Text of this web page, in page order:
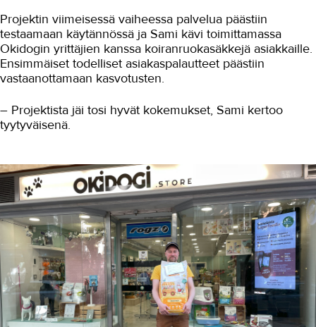
OMA TAKK
YHTEYSTIEDOT
IN ENGLISH
Projektin viimeisessä vaiheessa palvelua päästiin
testaamaan käytännössä ja Sami kävi toimittamassa
Okidogin yrittäjien kanssa koiranruokasäkkejä asiakkaille.
Ensimmäiset todelliset asiakaspalautteet päästiin
vastaanottamaan kasvotusten.
– Projektista jäi tosi hyvät kokemukset, Sami kertoo
tyytyväisenä.